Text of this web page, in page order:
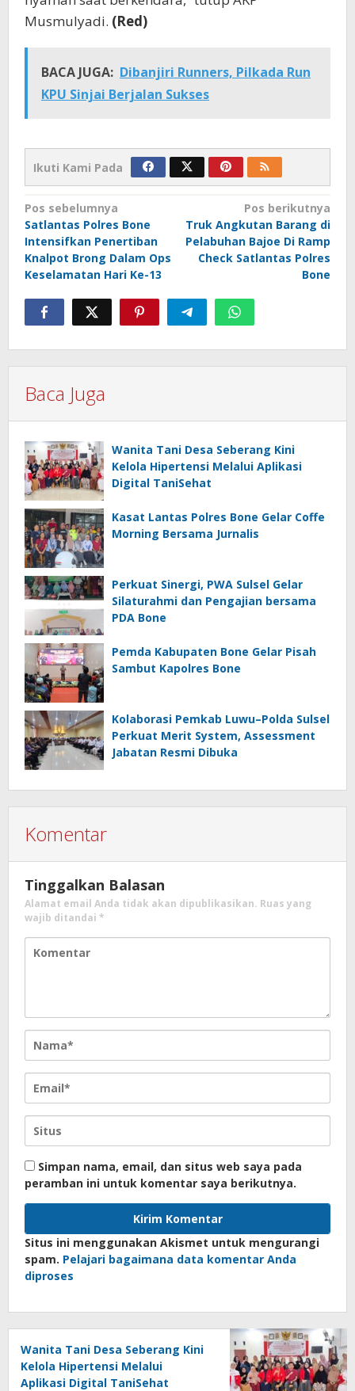
Musmulyadi. (Red)
BACA JUGA: Dibanjiri Runners, Pilkada Run
KPU Sinjai Berjalan Sukses
Ikuti Kami Pada
Navigasi
pos
Pos sebelumnya
Satlantas Polres Bone
Intensifkan Penertiban
Knalpot Brong Dalam Ops
Keselamatan Hari Ke-13
Pos berikutnya
Truk Angkutan Barang di
Pelabuhan Bajoe Di Ramp
Check Satlantas Polres
Bone
Baca Juga
Wanita Tani Desa Seberang Kini
Kelola Hipertensi Melalui Aplikasi
Digital TaniSehat
Kasat Lantas Polres Bone Gelar Coffe
Morning Bersama Jurnalis
Perkuat Sinergi, PWA Sulsel Gelar
Silaturahmi dan Pengajian bersama
PDA Bone
Pemda Kabupaten Bone Gelar Pisah
Sambut Kapolres Bone
Kolaborasi Pemkab Luwu–Polda Sulsel
Perkuat Merit System, Assessment
Jabatan Resmi Dibuka
Komentar
Tinggalkan Balasan
Alamat email Anda tidak akan dipublikasikan. Ruas yang
wajib ditandai *
Simpan nama, email, dan situs web saya pada
peramban ini untuk komentar saya berikutnya.
Situs ini menggunakan Akismet untuk mengurangi
spam. Pelajari bagaimana data komentar Anda
diproses
Wanita Tani Desa Seberang Kini
Kelola Hipertensi Melalui
Aplikasi Digital TaniSehat